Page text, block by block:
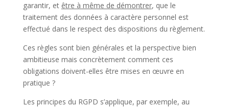
garantir, et être à même de démontrer, que le
traitement des données à caractère personnel est
effectué dans le respect des dispositions du règlement.
Ces règles sont bien générales et la perspective bien
ambitieuse mais concrètement comment ces
obligations doivent-elles être mises en œuvre en
pratique ?
Les principes du RGPD s’applique, par exemple, au